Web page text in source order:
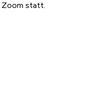
Zoom statt.